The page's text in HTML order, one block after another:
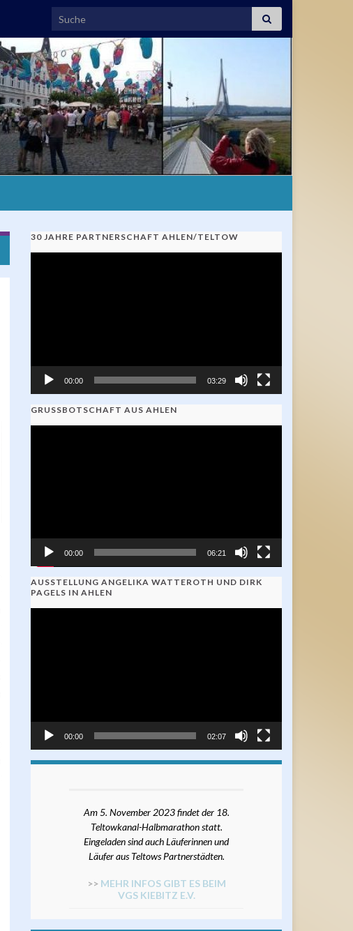
Search for:
30 JAHRE PARTNERSCHAFT AHLEN/TELTOW
00:00 03:29
GRUSSBOTSCHAFT AUS AHLEN
00:00 06:21
AUSSTELLUNG ANGELIKA WATTEROTH UND DIRK
PAGELS IN AHLEN
00:00 02:07
Am 5. November 2023 findet der 18.
Teltowkanal-Halbmarathon statt.
Eingeladen sind auch Läuferinnen und
Läufer aus Teltows Partnerstädten.
>> MEHR INFOS GIBT ES BEIM
VGS KIEBITZ E.V.